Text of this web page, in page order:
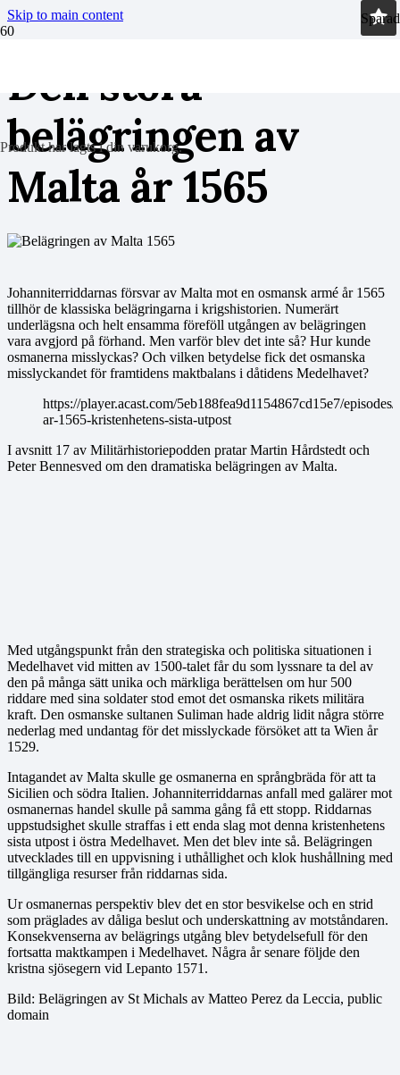
Skip to main content
Produkthar lagts i din varukorg.
Den stora
belägringen av
Malta år 1565
Johanniterriddarnas försvar av Malta mot en osmansk armé år 1565
tillhör de klassiska belägringarna i krigshistorien. Numerärt
underlägsna och helt ensamma föreföll utgången av belägringen
vara avgjord på förhand. Men varför blev det inte så? Hur kunde
osmanerna misslyckas? Och vilken betydelse fick det osmanska
misslyckandet för framtidens maktbalans i dåtidens Medelhavet?
https://player.acast.com/5eb188fea9d1154867cd15e7/episodes/
ar-1565-kristenhetens-sista-utpost
I avsnitt 17 av Militärhistoriepodden pratar Martin Hårdstedt och
Peter Bennesved om den dramatiska belägringen av Malta.
Med utgångspunkt från den strategiska och politiska situationen i
Medelhavet vid mitten av 1500-talet får du som lyssnare ta del av
den på många sätt unika och märkliga berättelsen om hur 500
riddare med sina soldater stod emot det osmanska rikets militära
kraft. Den osmanske sultanen Suliman hade aldrig lidit några större
nederlag med undantag för det misslyckade försöket att ta Wien år
1529.
Intagandet av Malta skulle ge osmanerna en språngbräda för att ta
Sicilien och södra Italien. Johanniterriddarnas anfall med galärer mot
osmanernas handel skulle på samma gång få ett stopp. Riddarnas
uppstudsighet skulle straffas i ett enda slag mot denna kristenhetens
sista utpost i östra Medelhavet. Men det blev inte så. Belägringen
utvecklades till en uppvisning i uthållighet och klok hushållning med
tillgängliga resurser från riddarnas sida.
Ur osmanernas perspektiv blev det en stor besvikelse och en strid
som präglades av dåliga beslut och underskattning av motståndaren.
Konsekvenserna av belägrings utgång blev betydelsefull för den
fortsatta maktkampen i Medelhavet. Några år senare följde den
kristna sjösegern vid Lepanto 1571.
Bild: Belägringen av St Michals av Matteo Perez da Leccia, public
domain
Sparad